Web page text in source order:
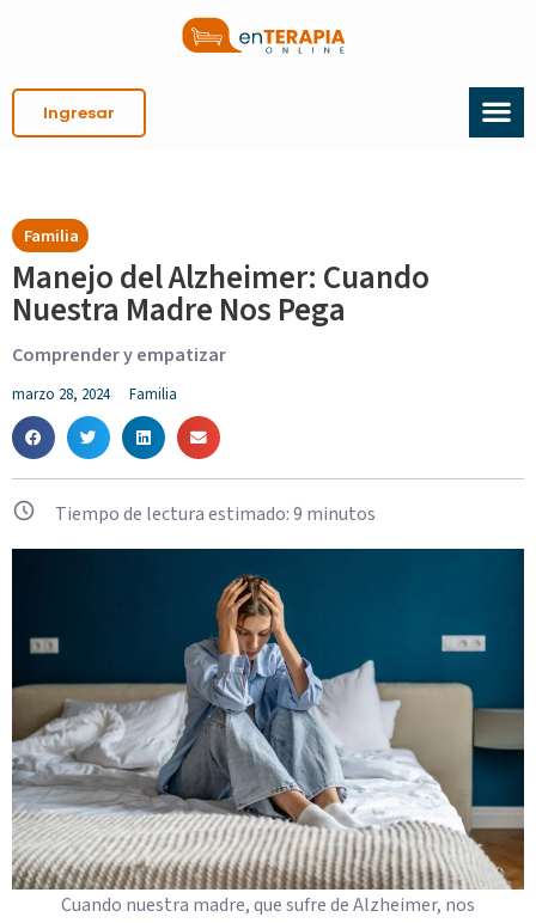
Ingresar
Familia
Manejo del Alzheimer: Cuando
Nuestra Madre Nos Pega
Comprender y empatizar
marzo 28, 2024 Familia
Tiempo de lectura estimado:9 minutos
Cuando nuestra madre, que sufre de Alzheimer, nos